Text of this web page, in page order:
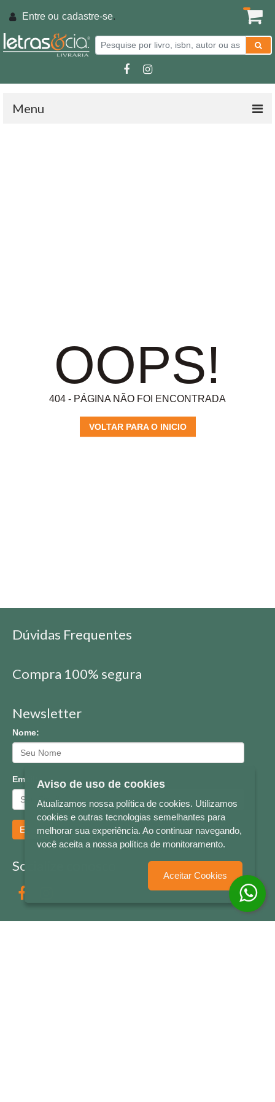
Entre ou cadastre-se.
Menu
OOPS!
404 - PÁGINA NÃO FOI ENCONTRADA
VOLTAR PARA O INICIO
Dúvidas Frequentes
Compra 100% segura
Newsletter
Nome:
Email:
Enviar
Socialize conosco
Aviso de uso de cookies
Atualizamos nossa política de cookies. Utilizamos
cookies e outras tecnologias semelhantes para
melhorar sua experiência. Ao continuar navegando,
você aceita a nossa política de monitoramento.
Aceitar Cookies